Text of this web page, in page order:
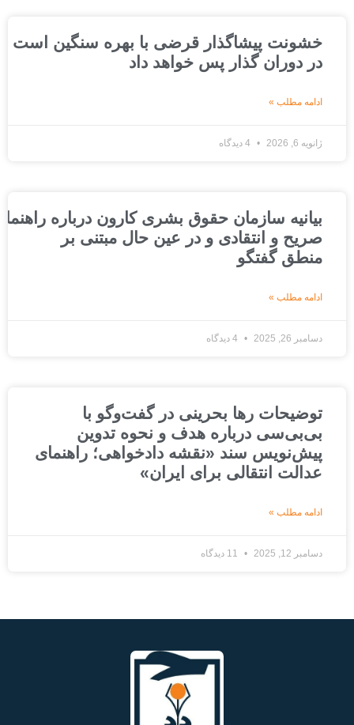
خشونت پیشاگذار قرضی با بهره سنگین است که
در دوران گذار پس خواهد داد
ادامه مطلب »
ژانویه 6, 2026 4 دیدگاه
بیانیه سازمان حقوق بشری کارون درباره راهنمای
صریح و انتقادی و در عین حال مبتنی بر
منطق گفتگو
ادامه مطلب »
دسامبر 26, 2025 4 دیدگاه
توضیحات رها بحرینی در گفت‌وگو با
بی‌بی‌سی درباره هدف و نحوه تدوین
پیش‌نویس سند «نقشه دادخواهی؛ راهنمای
عدالت انتقالی برای ایران»
ادامه مطلب »
دسامبر 12, 2025 11 دیدگاه